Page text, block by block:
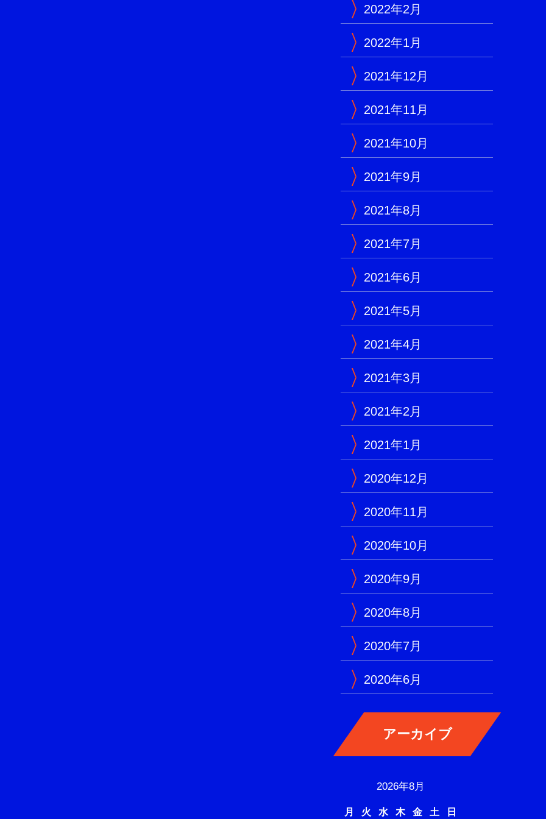
2022年2月
2022年1月
2021年12月
2021年11月
2021年10月
2021年9月
2021年8月
2021年7月
2021年6月
2021年5月
2021年4月
2021年3月
2021年2月
2021年1月
2020年12月
2020年11月
2020年10月
2020年9月
2020年8月
2020年7月
2020年6月
2026年8月
月 火 水 木 金 土 日